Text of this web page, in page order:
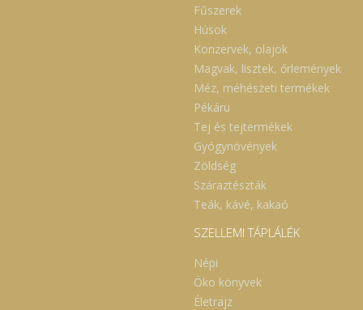
Fűszerek
Húsok
Konzervek, olajok
Magvak, lisztek, őrlemények
Méz, méhészeti termékek
Pékáru
Tej és tejtermékek
Gyógynövények
Zöldség
Száraztészták
Teák, kávé, kakaó
SZELLEMI TÁPLÁLÉK
Népi
Öko könyvek
Életrajz